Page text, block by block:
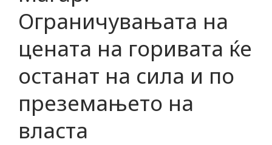
Ограничувањата на
цената на горивата ќе
останат на сила и по
преземањето на
власта